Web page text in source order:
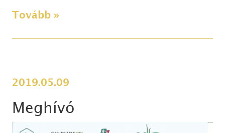
Tovább »
2019.05.09
Meghívó